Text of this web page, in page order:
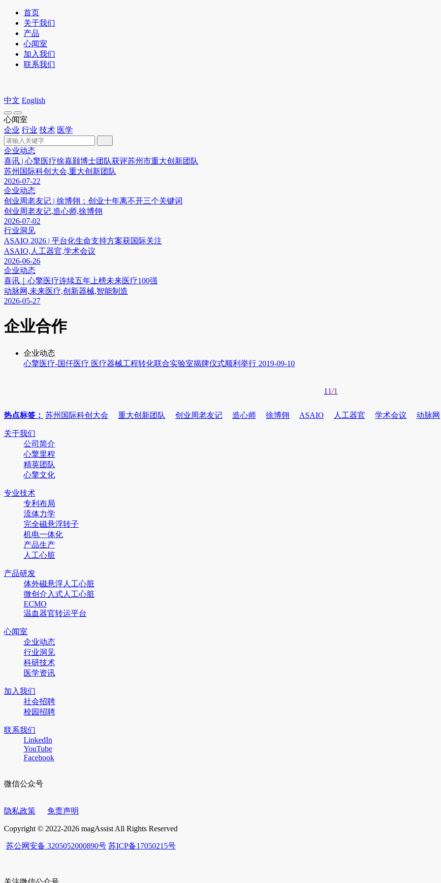
首页
关于我们
产品
心闻室
加入我们
联系我们
中文 English
心闻室
企业 行业 技术 医学
企业动态
喜讯 | 心擎医疗徐嘉颢博士团队获评苏州市重大创新团队
苏州国际科创大会,重大创新团队
2026-07-22
企业动态
创业周老友记 | 徐博翎：创业十年离不开三个关键词
创业周老友记,造心师,徐博翎
2026-07-02
行业洞见
ASAIO 2026 | 平台化生命支持方案获国际关注
ASAIO,人工器官,学术会议
2026-06-26
企业动态
喜讯｜心擎医疗连续五年上榜未来医疗100强
动脉网,未来医疗,创新器械,智能制造
2026-05-27
企业合作
企业动态
心擎医疗-国仟医疗 医疗器械工程转化联合实验室揭牌仪式顺利举行 2019-09-10
1 1/1
热点标签： 苏州国际科创大会 重大创新团队 创业周老友记 造心师 徐博翎 ASAIO 人工器官 学术会议 动脉网
关于我们
公司简介
心擎里程
精英团队
心擎文化
专业技术
专利布局
流体力学
完全磁悬浮转子
机电一体化
产品生产
人工心脏
产品研发
体外磁悬浮人工心脏
微创介入式人工心脏
ECMO
温血器官转运平台
心闻室
企业动态
行业洞见
科研技术
医学资讯
加入我们
社会招聘
校园招聘
联系我们
LinkedIn
YouTube
Facebook
微信公众号
隐私政策 免责声明
Copyright © 2022-2026 magAssist All Rights Reserved
苏公网安备 3205052000890号 苏ICP备17050215号